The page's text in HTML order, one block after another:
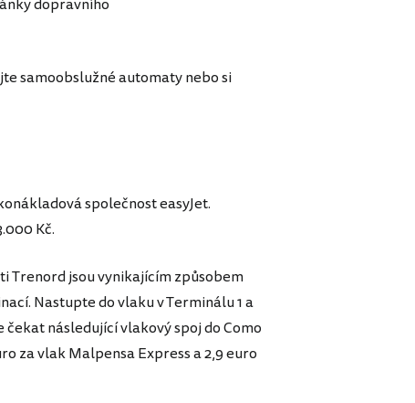
dopravního
samoobslužné automaty nebo si
společnost easyJet.
Kč.
Trenord jsou vynikajícím způsobem
Nastupte do vlaku v Terminálu 1 a
následující vlakový spoj do Como
za vlak Malpensa Express a 2,9 euro